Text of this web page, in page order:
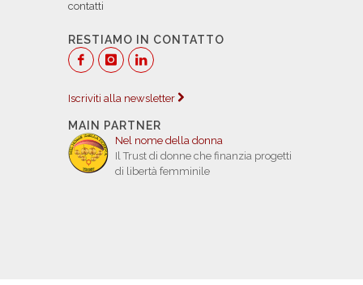
contatti
RESTIAMO IN CONTATTO
Iscriviti alla newsletter
MAIN PARTNER
Nel nome della donna
Il Trust di donne che finanzia progetti
di libertà femminile